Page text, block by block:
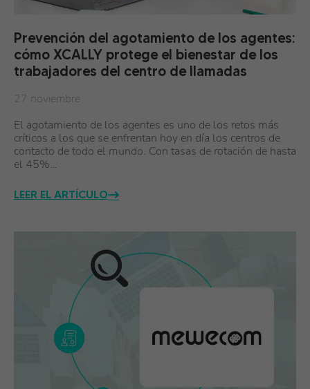
Prevención del agotamiento de los agentes:
cómo XCALLY protege el bienestar de los
trabajadores del centro de llamadas
27 noviembre
El agotamiento de los agentes es uno de los retos más
críticos a los que se enfrentan hoy en día los centros de
contacto de todo el mundo. Con tasas de rotación de hasta
el 45%…
LEER EL ARTÍCULO